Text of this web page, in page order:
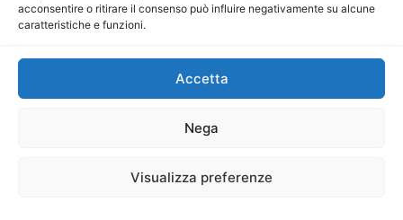
acconsentire o ritirare il consenso può influire negativamente su alcune
caratteristiche e funzioni.
Accetta
Nega
Visualizza preferenze
Direttore Responsabile: Maria Calabrese
P.IVA: 06334930820
Mercurio Comunicazione Società Cooperativa a r.l. è
iscritta al Registro degli Operatori di Comunicazione al
Sito gestito daLa Digitale srl–info@ladigitale.it